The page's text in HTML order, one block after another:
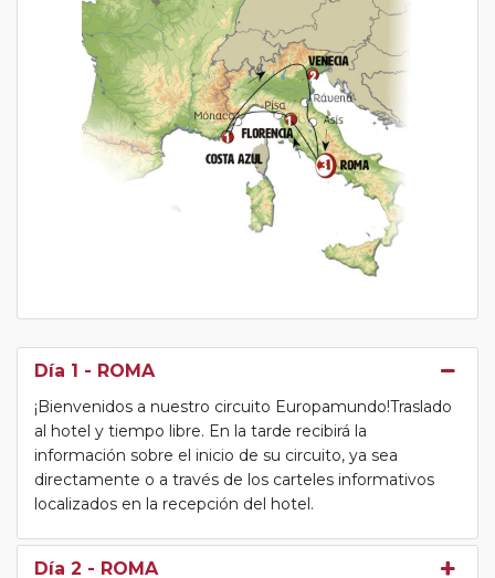
Día 1 - ROMA
¡Bienvenidos a nuestro circuito Europamundo!Traslado
al hotel y tiempo libre. En la tarde recibirá la
información sobre el inicio de su circuito, ya sea
directamente o a través de los carteles informativos
localizados en la recepción del hotel.
Día 2 - ROMA